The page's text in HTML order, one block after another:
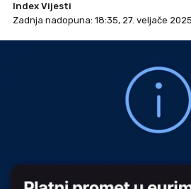
Index Vijesti
Zadnja nadopuna: 18:35, 27. veljače